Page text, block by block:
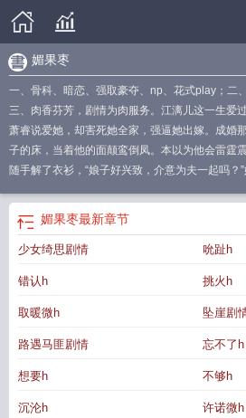
媚果枣
一、骨科、暗恋、强取豪夺、np、花式play；二
三、肉香芬芳，剧情为肉服务。江漓儿这一生爱
萧睿说爱她，却害死她全家，强逼她出嫁。成婚
子的床，当着他的面颠鸾倒凤。本以为他会雷霆
随手解了衣衫，“娘子好兴致，介意为夫一起吗？”
甘汁全文免费阅读
媚果笔趣阁
果(nph)作者甘汁
果阿胶枣有什么功效
媚果枣的毒性有多强媚果
局媚国是什么意思 媚果枣的功效与作用猕猴桃
枣和阿胶枣一样吗
媚果(nph)作者甘汁
子阿胶枣媚果枣图片 媚果阿胶枣98克多少钱
媚ha媚果NPH
媚果枣最新章节
少女绮思剧情 吮趾h
错认h 挑火h
取暖微h 坠崖剧
路遇马匪剧情 忘不了
想要h 不够h
沉沦h 许诺微h